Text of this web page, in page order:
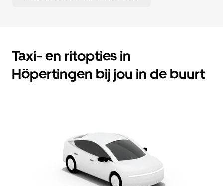
Taxi- en ritopties in
Höpertingen bij jou in de buurt